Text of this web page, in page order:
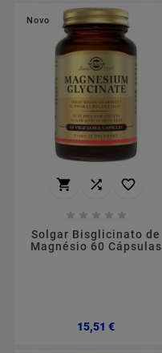
Novo
  
    
Solgar Bisglicinato de
Magnésio 60 Cápsulas
15,51 €Preço